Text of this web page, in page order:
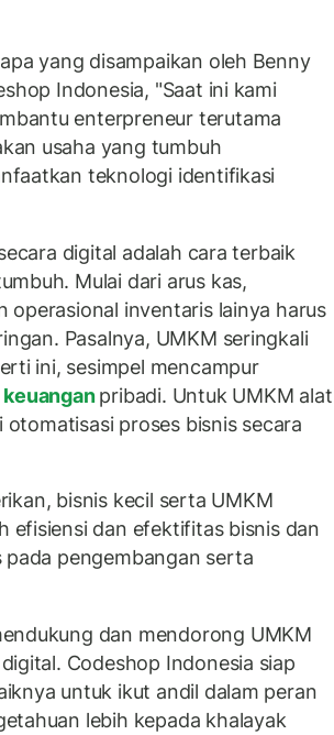
yang disampaikan oleh Benny
Indonesia, "Saat ini kami
enterpreneur terutama
usaha yang tumbuh
teknologi identifikasi
digital adalah cara terbaik
Mulai dari arus kas,
operasional inventaris lainya harus
Pasalnya, UMKM seringkali
ini, sesimpel mencampur
keuanganpribadi. Untuk UMKM alat
proses bisnis secara
bisnis kecil serta UMKM
efisiensi dan efektifitas bisnis dan
pengembangan serta
dan mendorong UMKM
Codeshop Indonesia siap
untuk ikut andil dalam peran
lebih kepada khalayak